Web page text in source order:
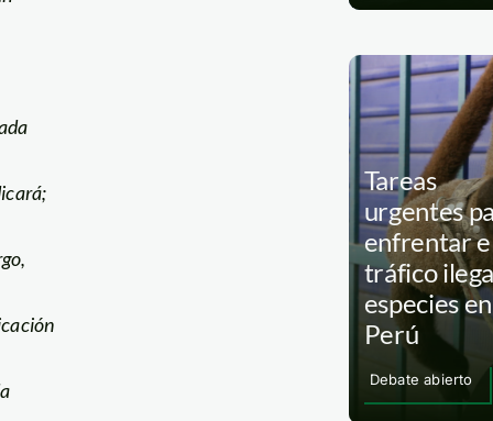
Tareas
urgentes
enfrentar
tráfico
especies
Perú
Debate abierto